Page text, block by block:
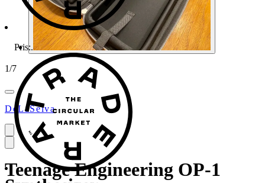
1/7
DeLaSelva
Teenage Engineering OP-1
Pris:.